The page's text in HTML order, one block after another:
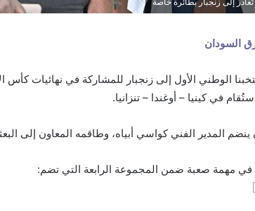
إلى زنجبار بطائرة خاصة
السودان
الوطني الأول إلى زنجبار للمشاركة في نهائيات كأس
المدير الفني كواسي أبياه، وطاقمه المعاون إلى
في مهمة صعبة ضمن المجموعة الرابعة التي تضم: